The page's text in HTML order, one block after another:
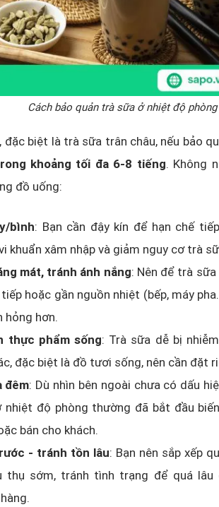
Cách bảo quản trà sữa ở nhiệt độ phòng
biệt là trà sữa trân châu, nếu bảo
khoảng tối đa 6-8 tiếng. Không
đồ uống:
bình: Bạn cần đậy kín để hạn chế
khuẩn xâm nhập và giảm nguy cơ trà
mát, tránh ánh nắng: Nên để trà
hoặc gần nguồn nhiệt (bếp, máy
hỏng hơn.
thực phẩm sống: Trà sữa dễ bị
đặc biệt là đồ tươi sống, nên cần đặt
đêm: Dù nhìn bên ngoài chưa có dấu
nhiệt độ phòng thường đã bắt đầu
bán cho khách.
- tránh tồn lâu: Bạn nên sắp xếp
thụ sớm, tránh tình trạng để quá lâu